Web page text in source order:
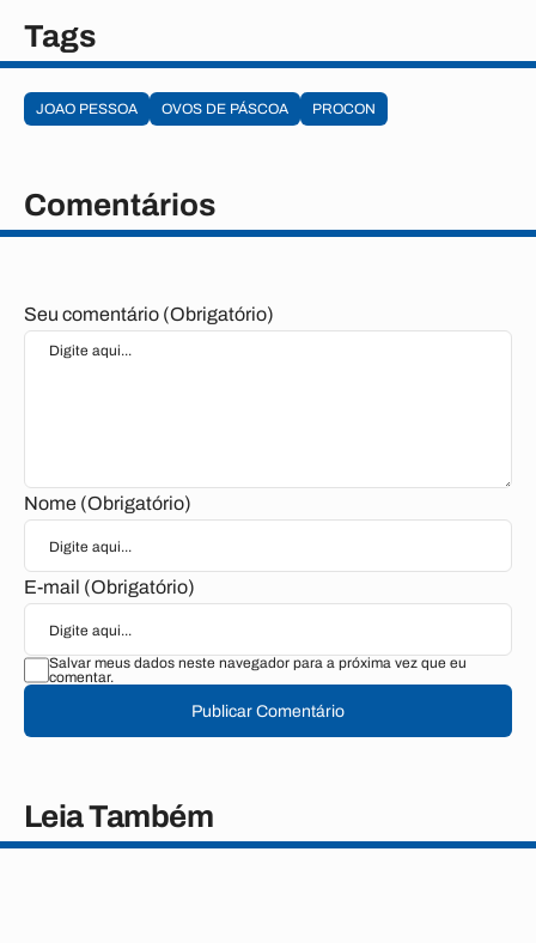
Tags
JOAO PESSOA OVOS DE PÁSCOA PROCON
Comentários
Seu comentário (Obrigatório)
Nome (Obrigatório)
E-mail (Obrigatório)
Salvar meus dados neste navegador para a próxima vez que eu
comentar.
Publicar Comentário
Leia Também